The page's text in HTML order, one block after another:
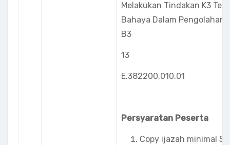
Melakukan Tindakan K3
Bahaya Dalam Pengolahan
B3
13
E.382200.010.01
Persyaratan Peserta
Copy ijazah minimal S1